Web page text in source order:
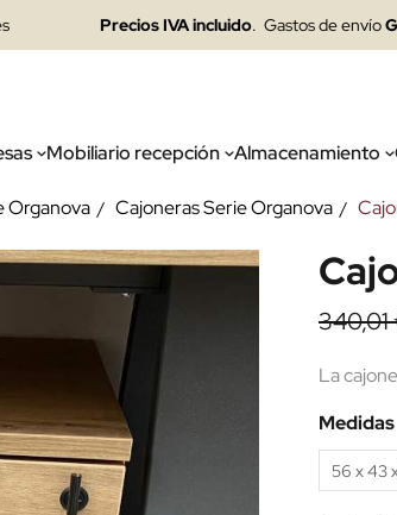
Precios IVA incluido. Gastos de envío
Mobiliario recepción Almacenamiento
Organova Cajoneras Serie Organova
La
Medidas
56 x 43